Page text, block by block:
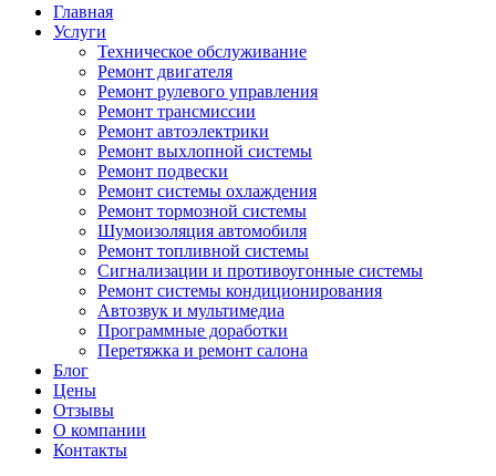
Главная
Услуги
Техническое обслуживание
Ремонт двигателя
Ремонт рулевого управления
Ремонт трансмиссии
Ремонт автоэлектрики
Ремонт выхлопной системы
Ремонт подвески
Ремонт системы охлаждения
Ремонт тормозной системы
Шумоизоляция автомобиля
Ремонт топливной системы
Сигнализации и противоугонные системы
Ремонт системы кондиционирования
Автозвук и мультимедиа
Программные доработки
Перетяжка и ремонт салона
Блог
Цены
Отзывы
О компании
Контакты